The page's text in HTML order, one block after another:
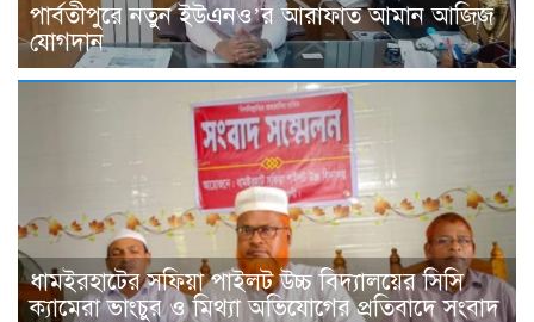
পার্বতীপুরে নতুন ইউএনও’র আরাফাত আমান আজিজ
যোগদান
ধামইরহাটের সফিয়া পাইলট উচ্চ বিদ্যালয়ের সিসি
ক্যামেরা ভাংচুর ও মিথ্যা অভিযোগের প্রতিবাদে সংবাদ